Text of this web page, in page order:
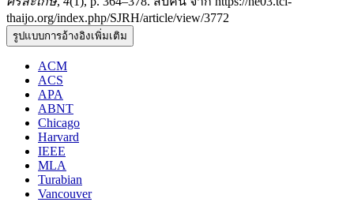
thaijo.org/index.php/SJRH/article/view/3772
รูปแบบการอ้างอิงเพิ่มเติม
ACM
ACS
APA
ABNT
Chicago
Harvard
IEEE
MLA
Turabian
Vancouver